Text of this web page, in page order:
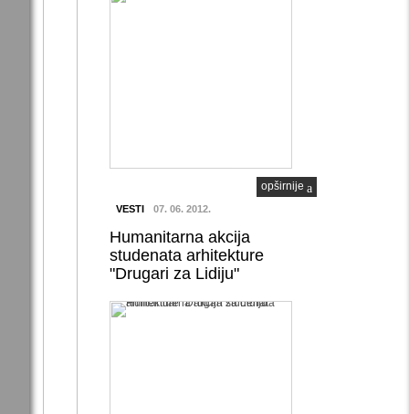
opširnije
VESTI 07. 06. 2012.
Humanitarna akcija
studenata arhitekture
"Drugari za Lidiju"